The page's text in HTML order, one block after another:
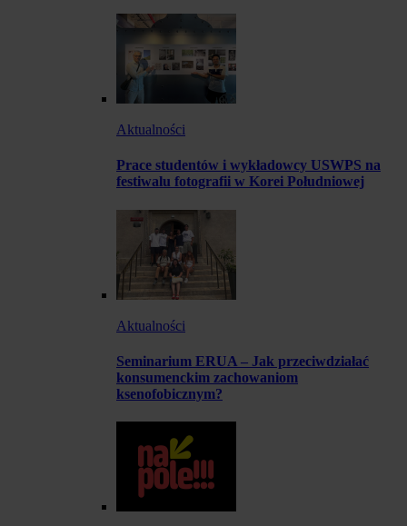
Aktualności
Prace studentów i wykładowcy USWPS na
festiwalu fotografii w Korei Południowej
Aktualności
Seminarium ERUA – Jak przeciwdziałać
konsumenckim zachowaniom
ksenofobicznym?